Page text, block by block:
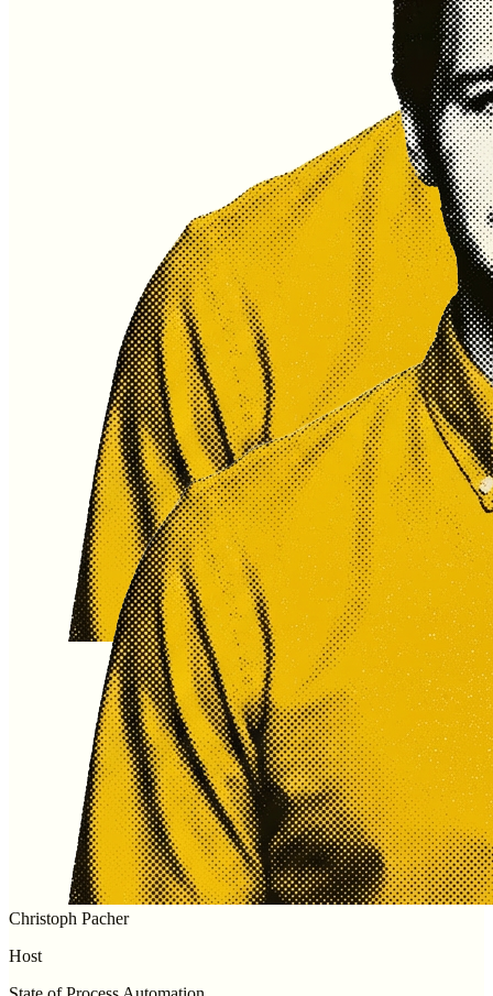
Christoph Pacher
Host